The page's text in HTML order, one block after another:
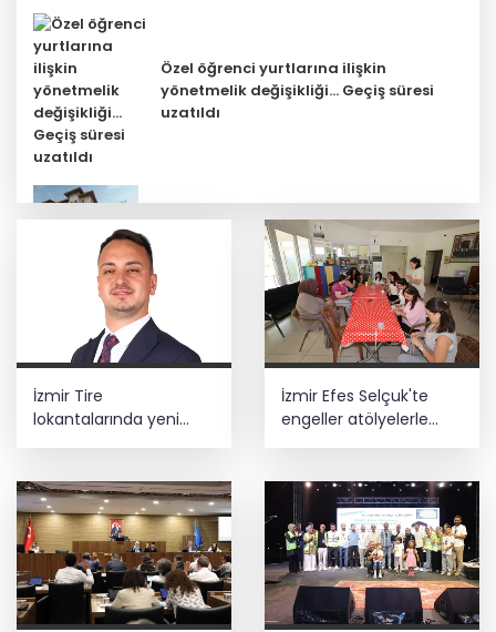
Özel öğrenci yurtlarına ilişkin
yönetmelik değişikliği... Geçiş süresi
uzatıldı
Keşan'da 177 milyon liralık yeni Hükümet
Konağı'nın temeli atıldı
Sağlık çalışanlarından ücret ve
emeklilik reformu çağrısı
Arkeoloji Müzesi yenilendi
zeka eğitimi
Gebzeli sporcu Akdeniz Oyunları'nda
Türkiye'yi temsil edecek
İzmir Tire
lokantalarında yeni
İzmir Efes Selçuk'te
engeller atölyelerle